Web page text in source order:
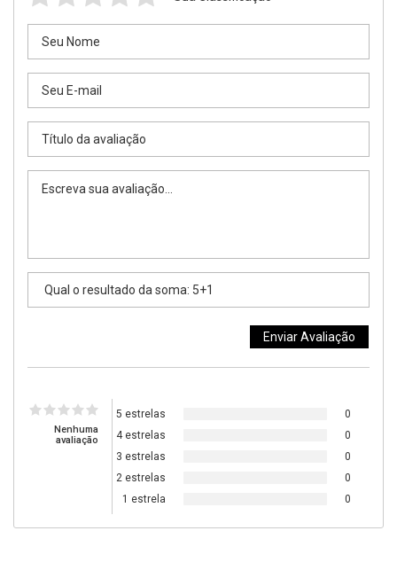
Nenhuma
avaliação
5 estrelas
0
4 estrelas
0
3 estrelas
0
2 estrelas
0
1 estrela
0